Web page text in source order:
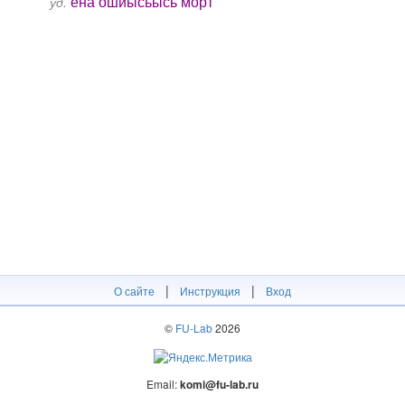
О сайте | Инструкция | Вход
© FU-Lab2026
Email:komi@fu-lab.ru